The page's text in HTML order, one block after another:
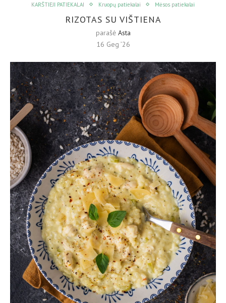
KARŠTIEJI PATIEKALAI Kruopų patiekalai Mėsos patiekalai
RIZOTAS SU VIŠTIENA
parašė Asta
16 Geg ’26